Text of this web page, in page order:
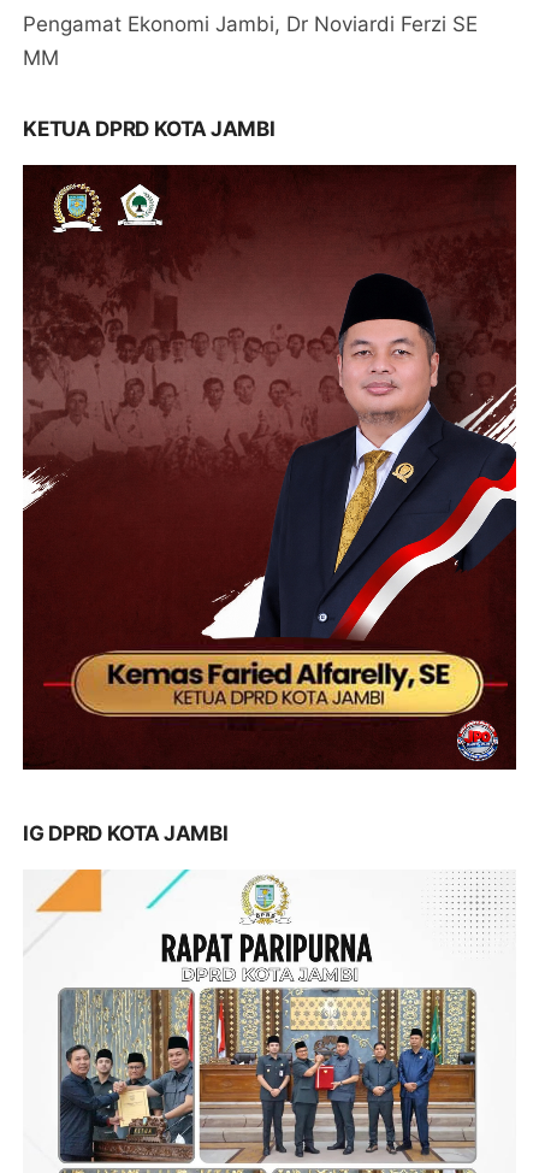
Pengamat Ekonomi Jambi, Dr Noviardi Ferzi SE
MM
KETUA DPRD KOTA JAMBI
IG DPRD KOTA JAMBI